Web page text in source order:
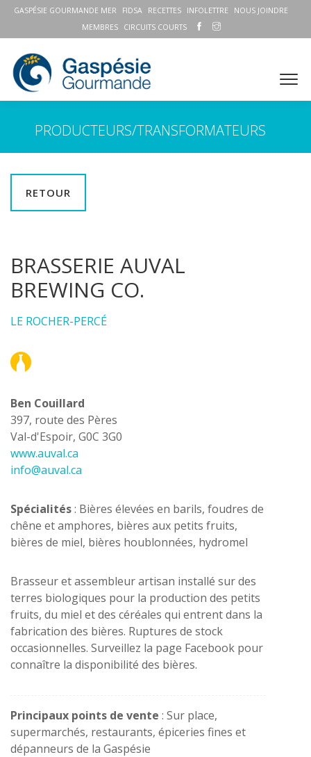
GASPÉSIE GOURMANDE MER FIDSA RECETTES INFOLETTRE
NOUS JOINDRE
MEMBRES
CIRCUITS COURTS
PRODUCTEURS/TRANSFORMATEURS
RETOUR
BRASSERIE AUVAL
BREWING CO.
LE ROCHER-PERCÉ
Ben Couillard
397, route des Pères
Val-d'Espoir, G0C 3G0
www.auval.ca
info@auval.ca
Spécialités: Bières élevées en barils, foudres de
chêne et amphores, bières aux petits fruits,
bières de miel, bières houblonnées, hydromel
Brasseur et assembleur artisan installé sur des
terres biologiques pour la production des petits
fruits, du miel et des céréales qui entrent dans la
fabrication des bières. Ruptures de stock
occasionnelles. Surveillez la page Facebook pour
connaître la disponibilité des bières.
Principaux points de vente : Sur place,
supermarchés, restaurants, épiceries fines et
dépanneurs de la Gaspésie